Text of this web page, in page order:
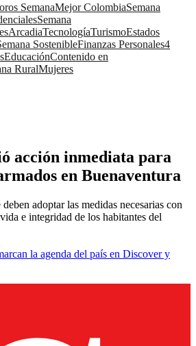
SemanaMejor ColombiaSemana
Semana
ArcadiaTecnologíaTurismoEstados
SostenibleFinanzas Personales4
EducaciónContenido en
RuralMujeres
acción inmediata para
en Buenaventura
adoptar las medidas necesarias con
e integridad de los habitantes del
la agenda del país en Discover y